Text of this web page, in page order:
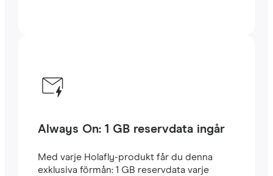
Always On: 1 GB reservdata ingår
Med varje Holafly-produkt får du denna
exklusiva förmån: 1 GB reservdata varje